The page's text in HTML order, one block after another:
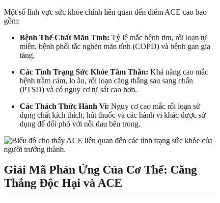
Một số lĩnh vực sức khỏe chính liên quan đến điểm ACE cao bao
gồm:
Bệnh Thể Chất Mãn Tính: Tỷ lệ mắc bệnh tim, rối loạn tự
miễn, bệnh phổi tắc nghẽn mãn tính (COPD) và bệnh gan gia
tăng.
Các Tình Trạng Sức Khỏe Tâm Thần: Khả năng cao mắc
bệnh trầm cảm, lo âu, rối loạn căng thẳng sau sang chấn
(PTSD) và có nguy cơ tự sát cao hơn.
Các Thách Thức Hành Vi: Nguy cơ cao mắc rối loạn sử
dụng chất kích thích, hút thuốc và các hành vi khác được sử
dụng để đối phó với nỗi đau bên trong.
Giải Mã Phản Ứng Của Cơ Thể: Căng
Thẳng Độc Hại và ACE